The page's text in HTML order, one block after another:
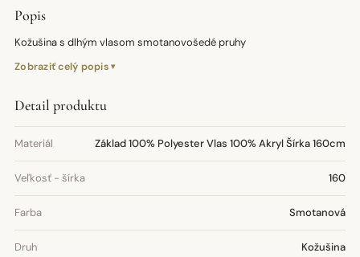
Popis
Kožušina s dlhým vlasom smotanovošedé pruhy
Zobraziť celý popis
Detail produktu
Materiál Základ 100% Polyester Vlas 100% Akryl Šírka 160cm
Veľkosť - šírka 160
Farba Smotanová
Druh Kožušina